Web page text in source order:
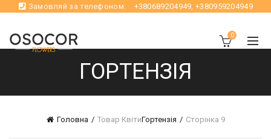
Замовляй за телефоном: +380689204949,+380959204949
0
ГОРТЕНЗІЯ
Головна Товар КвітиГортензія Сторінка 9